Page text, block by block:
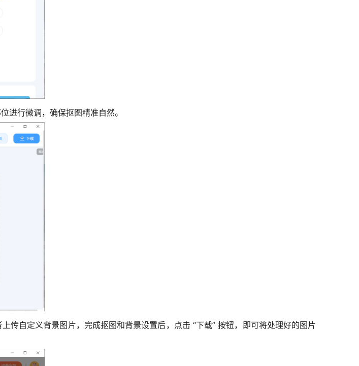
进行微调，确保抠图精准自然。
传自定义背景图片，完成抠图和背景设置后，点击 “下载” 按钮，即可将处理好的图片